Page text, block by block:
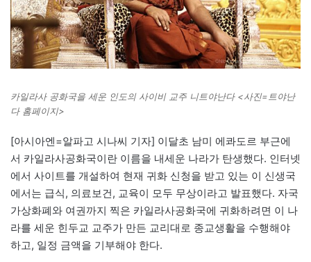
카일라사 공화국을 세운 인도의 사이비 교주 니트야난다 <사진=트야난
다 홈페이지>
[아시아엔=알파고 시나씨 기자] 이달초 남미 에콰도르 부근에
서 카일라사공화국이란 이름을 내세운 나라가 탄생했다. 인터넷
에서 사이트를 개설하여 현재 귀화 신청을 받고 있는 이 신생국
에서는 급식, 의료보건, 교육이 모두 무상이라고 발표했다. 자국
가상화폐와 여권까지 찍은 카일라사공화국에 귀화하려면 이 나
라를 세운 힌두교 교주가 만든 교리대로 종교생활을 수행해야
하고, 일정 금액을 기부해야 한다.